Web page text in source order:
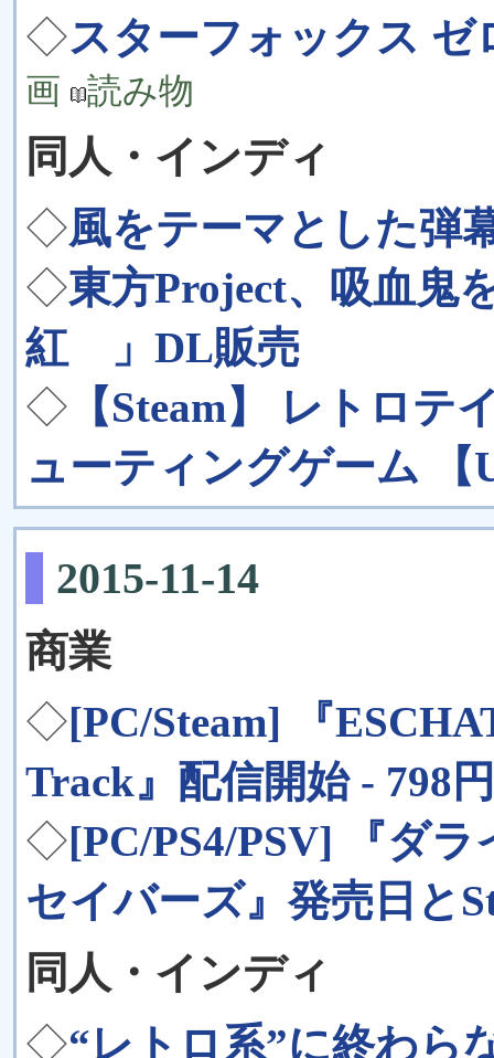
◇スターフォックス
画 読み物
同人・インディ
◇風をテーマとした
◇東方Project、吸血
紅 」DL販売
◇ 【Steam】 レトロ
2015-11-14
商業
◇[PC/Steam] 『
Track』配信開始 - 798円
◇[PC/PS4/PSV] 『ダ
セイバーズ』発売日と
同人・インディ
◇“レトロ系”に終わら